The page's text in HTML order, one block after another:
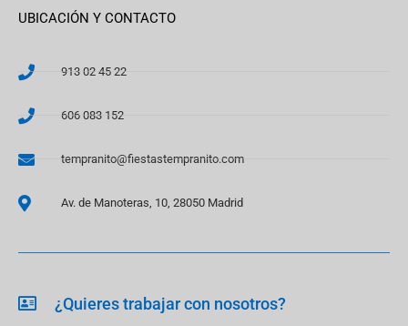
UBICACIÓN Y CONTACTO
913 02 45 22
606 083 152
tempranito@fiestastempranito.com
Av. de Manoteras, 10, 28050 Madrid
¿Quieres trabajar con nosotros?